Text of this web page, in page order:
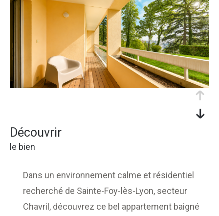
découvrir
le bien
Dans un environnement calme et résidentiel
recherché de Sainte-Foy-lès-Lyon, secteur
Chavril, découvrez ce bel appartement baigné